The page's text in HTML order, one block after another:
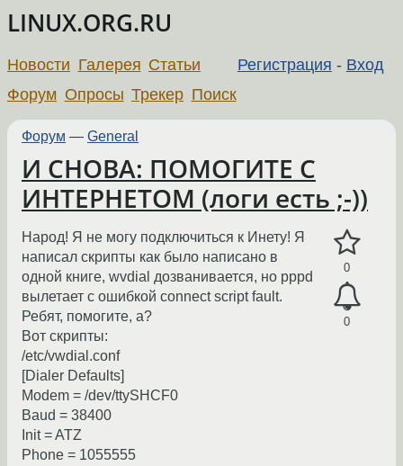
LINUX.ORG.RU
Регистрация - Вход
Новости Галерея Статьи
Форум Опросы Трекер Поиск
Форум — General
И СНОВА: ПОМОГИТЕ С
ИНТЕРНЕТОМ (логи есть ;-))
0
0
Народ! Я не могу подключиться к Инету! Я
написал скрипты как было написано в
одной книге, wvdial дозванивается, но pppd
вылетает с ошибкой connect script fault.
Ребят, помогите, а?
Вот скрипты:
/etc/vwdial.conf
[Dialer Defaults]
Modem = /dev/ttySHCF0
Baud = 38400
Init = ATZ
Phone = 1055555